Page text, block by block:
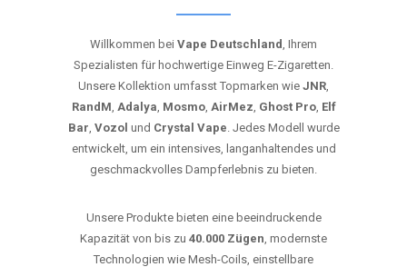
Willkommen bei Vape Deutschland, Ihrem
Spezialisten für hochwertige Einweg E-Zigaretten.
Unsere Kollektion umfasst Topmarken wie JNR,
RandM, Adalya, Mosmo, AirMez, Ghost Pro, Elf
Bar, Vozol und Crystal Vape. Jedes Modell wurde
entwickelt, um ein intensives, langanhaltendes und
geschmackvolles Dampferlebnis zu bieten.
Unsere Produkte bieten eine beeindruckende
Kapazität von bis zu 40.000 Zügen, modernste
Technologien wie Mesh-Coils, einstellbare